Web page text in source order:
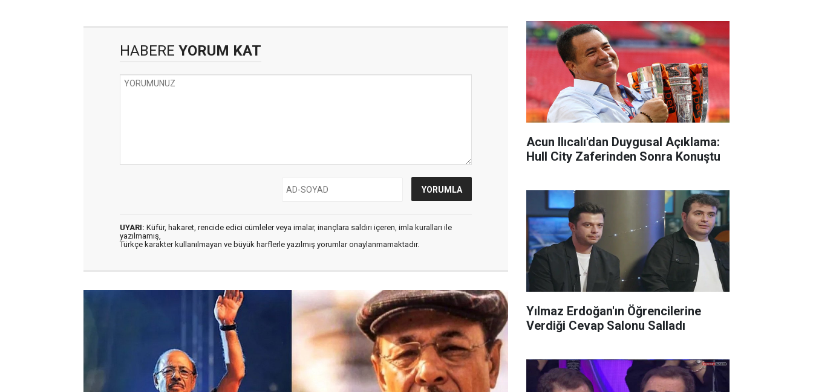
HABERE YORUM KAT
UYARI: Küfür, hakaret, rencide edici cümleler veya imalar, inançlara saldırı içeren, imla kuralları ile
yazılmamış,
Türkçe karakter kullanılmayan ve büyük harflerle yazılmış yorumlar onaylanmamaktadır.
Acun Ilıcalı'dan Duygusal Açıklama:
Hull City Zaferinden Sonra Konuştu
Yılmaz Erdoğan'ın Öğrencilerine
Verdiği Cevap Salonu Salladı